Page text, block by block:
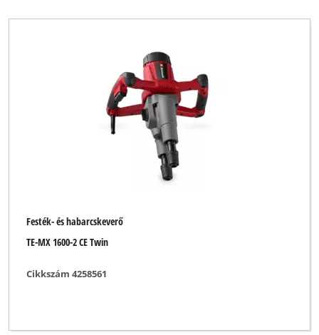
Festék- és habarcskeverő
TE-MX 1600-2 CE Twin
Cikkszám 4258561